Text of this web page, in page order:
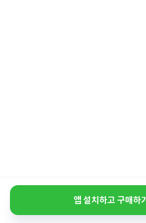
앱 설치하고 구매하기